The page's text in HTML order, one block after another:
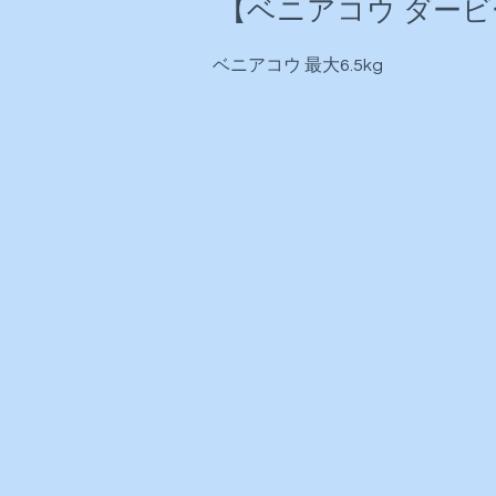
【ベニアコウ ダー
ベニアコウ 最大6.5kg